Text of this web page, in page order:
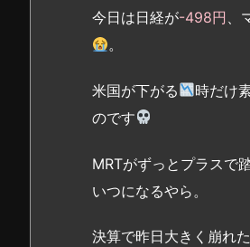
今日は日経が-498円 、
。
米国が下がる 時だけ
のです
MRTがずっとプラスで
いつになるやら。
決算で昨日大きく崩れ